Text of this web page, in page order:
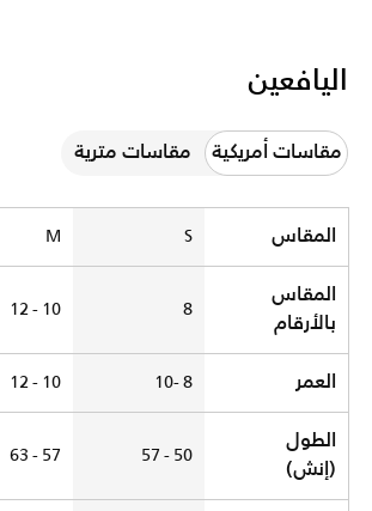
اليافعين
مقاسات أمريكية مقاسات مترية
Older Kids
المقاس S
M
المقاس
بالأرقام
8
10 - 12
العمر 8 -10
10 - 12
الطول
(إنش)
50 - 57
57 - 63